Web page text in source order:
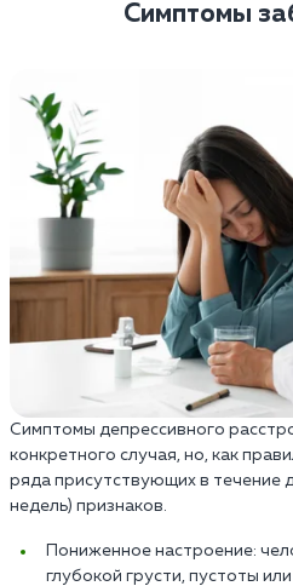
Симптомы
Симптомы депрессивного
конкретного случая, но, как
ряда присутствующих в течение
недель) признаков.
Пониженное настроение:
глубокой грусти, пустоты